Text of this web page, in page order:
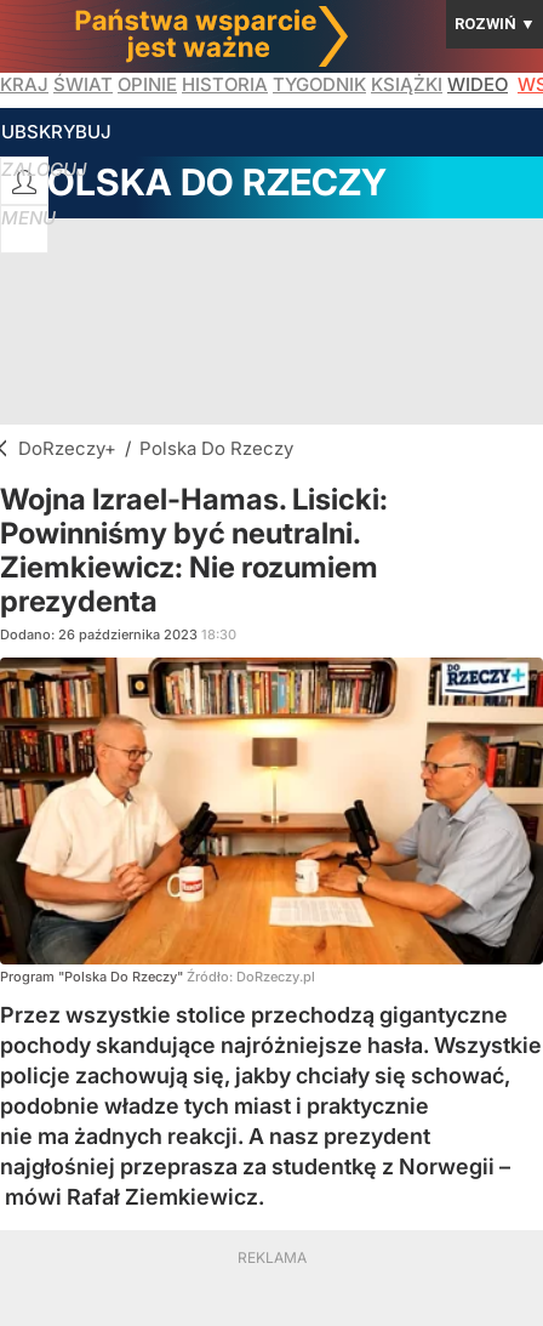
ROZWIŃ ▼
KRAJ ŚWIAT OPINIE HISTORIA TYGODNIK KSIĄŻKI WIDEO
ZALOGUJ
MENU
POLSKA DO RZECZY
DoRzeczy+ / Polska Do Rzeczy
Wojna Izrael-Hamas. Lisicki:
Powinniśmy być neutralni.
Ziemkiewicz: Nie rozumiem
prezydenta
Dodano: 26 października 2023 18:30
Program "Polska Do Rzeczy" Źródło: DoRzeczy.pl
Przez wszystkie stolice przechodzą gigantyczne
pochody skandujące najróżniejsze hasła. Wszystkie
policje zachowują się, jakby chciały się schować,
podobnie władze tych miast i praktycznie
nie ma żadnych reakcji. A nasz prezydent
najgłośniej przeprasza za studentkę z Norwegii –
mówi Rafał Ziemkiewicz.